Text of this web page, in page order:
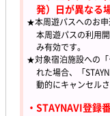
発）日が異なる
★本周遊パスへのお申
本周遊パスの利用
み有効です。
★対象宿泊施設への「
れた場合、「
動的にキャンセルさ
・STAYNAVI登録